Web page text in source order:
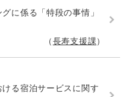
に係る「特段の事情」
長寿支援課
る宿泊サービスに関す